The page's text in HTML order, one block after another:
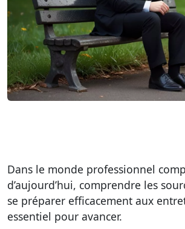
Dans le monde professionnel
d’aujourd’hui, comprendre les
se préparer efficacement aux
essentiel pour avancer.